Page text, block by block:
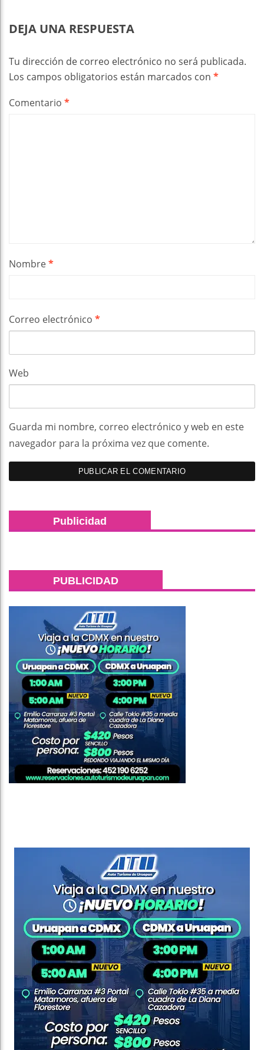
DEJA UNA RESPUESTA
Tu dirección de correo electrónico no será publicada.
Los campos obligatorios están marcados con *
Comentario *
Nombre*
Correo electrónico *
Web
Guarda mi nombre, correo electrónico y web en este
navegador para la próxima vez que comente.
Publicidad
PUBLICIDAD